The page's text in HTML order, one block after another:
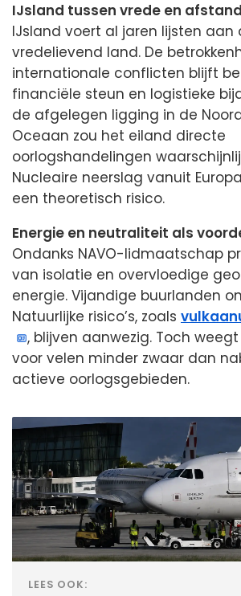
IJsland tussen vrede en afstand
IJsland voert al jaren lijsten aan
vredelievend land. De
internationale conflicten blijft
financiële steun en logistieke
de afgelegen ligging in de
Oceaan zou het eiland directe
oorlogshandelingen
Nucleaire neerslag vanuit
een theoretisch risico.
Energie en neutraliteit als
Ondanks NAVO-lidmaatschap
van isolatie en overvloedige
energie. Vijandige buurlanden
Natuurlijke risico’s, zoals
, blijven aanwezig. Toch
voor velen minder zwaar dan
actieve oorlogsgebieden.
LEES OOK: